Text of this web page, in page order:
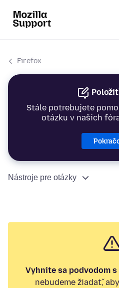
Firefox
Stále potrebujete
otázku v našich
Nástroje pre otázky
Vyhnite sa podvodom
nebudeme žiadať,